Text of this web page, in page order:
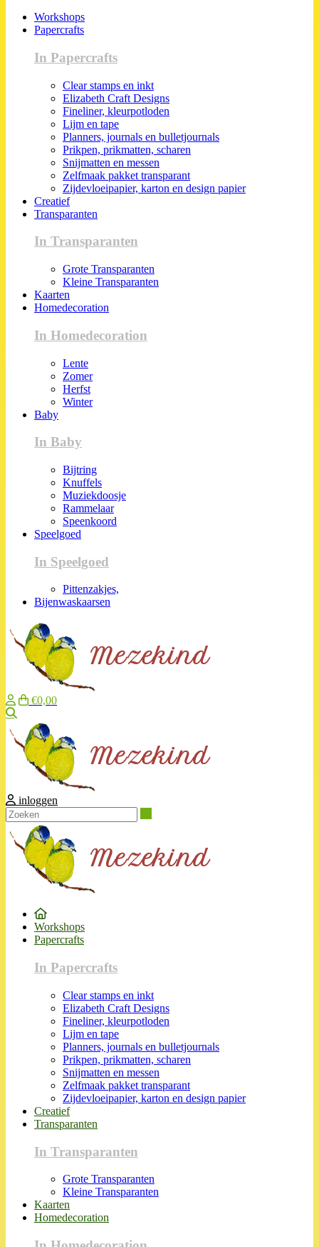
Workshops
Papercrafts
In Papercrafts
Clear stamps en inkt
Elizabeth Craft Designs
Fineliner, kleurpotloden
Lijm en tape
Planners, journals en bulletjournals
Prikpen, prikmatten, scharen
Snijmatten en messen
Zelfmaak pakket transparant
Zijdevloeipapier, karton en design papier
Creatief
Transparanten
In Transparanten
Grote Transparanten
Kleine Transparanten
Kaarten
Homedecoration
In Homedecoration
Lente
Zomer
Herfst
Winter
Baby
In Baby
Bijtring
Knuffels
Muziekdoosje
Rammelaar
Speenkoord
Speelgoed
In Speelgoed
Pittenzakjes,
Bijenwaskaarsen
€0,00
inloggen
Workshops
Papercrafts
In Papercrafts
Clear stamps en inkt
Elizabeth Craft Designs
Fineliner, kleurpotloden
Lijm en tape
Planners, journals en bulletjournals
Prikpen, prikmatten, scharen
Snijmatten en messen
Zelfmaak pakket transparant
Zijdevloeipapier, karton en design papier
Creatief
Transparanten
In Transparanten
Grote Transparanten
Kleine Transparanten
Kaarten
Homedecoration